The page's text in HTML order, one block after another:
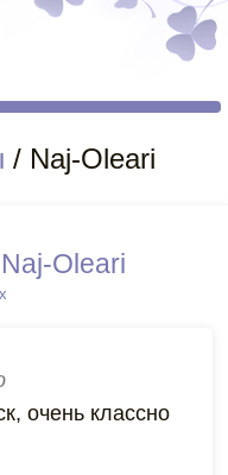
/ Naj-Oleari
Oleari
очень классно